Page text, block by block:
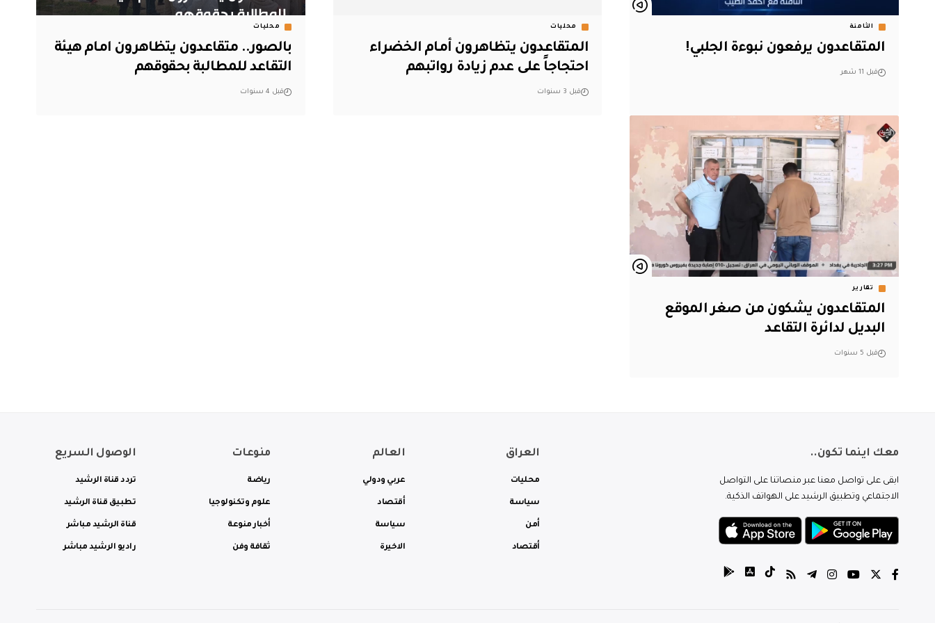
الثامنة
المتقاعدون يرفعون نبوءة الجلبي!
قبل 11 شهر
محليات
المتقاعدون يتظاهرون أمام الخضراء
احتجاجاً على عدم زيادة رواتبهم
قبل 3 سنوات
محليات
بالصور.. متقاعدون يتظاهرون امام هيئة
التقاعد للمطالبة بحقوقهم
قبل 4 سنوات
تقارير
المتقاعدون يشكون من صغر الموقع
البديل لدائرة التقاعد
قبل 5 سنوات
معك اينما تكون..
ابقى على تواصل معنا عبر منصاتنا على التواصل
الاجتماعي وتطبيق الرشيد على الهواتف الذكية.
العراق
محليات
سياسة
أمن
أقتصاد
العالم
عربي ودولي
أقتصاد
سياسة
الاخيرة
منوعات
رياضة
علوم وتكنولوجيا
أخبار منوعة
ثقافة وفن
الوصول السريع
تردد قناة الرشيد
تطبيق قناة الرشيد
قناة الرشيد مباشر
راديو الرشيد مباشر